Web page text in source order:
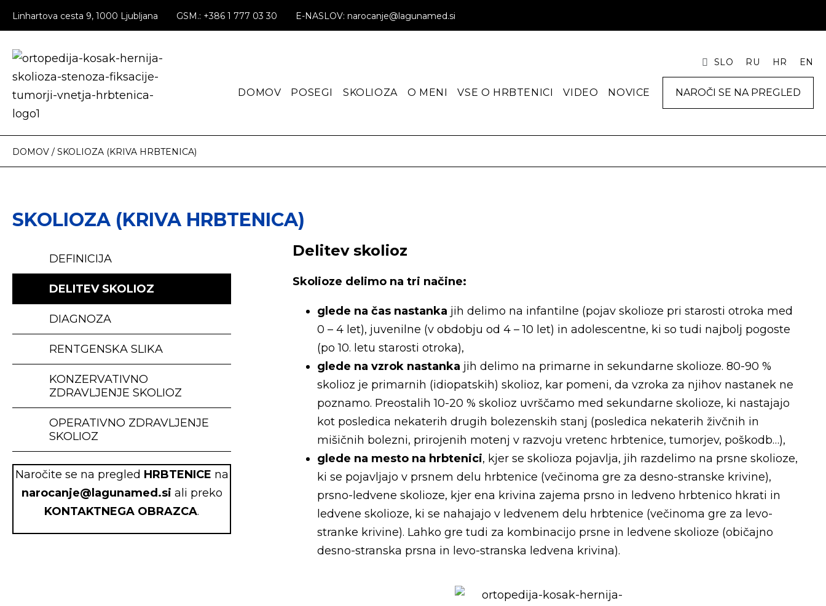
Linhartova cesta 9, 1000 Ljubljana GSM.: +386 1 777 03 30 E-NASLOV: narocanje@lagunamed.si
SLO RU HR EN
DOMOV POSEGI SKOLIOZA O MENI VSE O HRBTENICI VIDEO NOVICE NAROČI SE NA PREGLED
DOMOV / SKOLIOZA (KRIVA HRBTENICA)
SKOLIOZA (KRIVA HRBTENICA)
DEFINICIJA
DELITEV SKOLIOZ
DIAGNOZA
RENTGENSKA SLIKA
KONZERVATIVNO
ZDRAVLJENJE SKOLIOZ
OPERATIVNO ZDRAVLJENJE
SKOLIOZ
Naročite se na pregled HRBTENICE na
narocanje@lagunamed.si ali preko
KONTAKTNEGA OBRAZCA.
Delitev skolioz
Skolioze delimo na tri načine:
glede na čas nastanka jih delimo na infantilne (pojav skolioze pri starosti otroka med
0 – 4 let), juvenilne (v obdobju od 4 – 10 let) in adolescentne, ki so tudi najbolj pogoste
(po 10. letu starosti otroka),
glede na vzrok nastanka jih delimo na primarne in sekundarne skolioze. 80-90 %
skolioz je primarnih (idiopatskih) skolioz, kar pomeni, da vzroka za njihov nastanek ne
poznamo. Preostalih 10-20 % skolioz uvrščamo med sekundarne skolioze, ki nastajajo
kot posledica nekaterih drugih bolezenskih stanj (posledica nekaterih živčnih in
mišičnih bolezni, prirojenih motenj v razvoju vretenc hrbtenice, tumorjev, poškodb…),
glede na mesto na hrbtenici, kjer se skolioza pojavlja, jih razdelimo na prsne skolioze,
ki se pojavljajo v prsnem delu hrbtenice (večinoma gre za desno-stranske krivine),
prsno-ledvene skolioze, kjer ena krivina zajema prsno in ledveno hrbtenico hkrati in
ledvene skolioze, ki se nahajajo v ledvenem delu hrbtenice (večinoma gre za levo-
stranke krivine). Lahko gre tudi za kombinacijo prsne in ledvene skolioze (običajno
desno-stranska prsna in levo-stranska ledvena krivina).